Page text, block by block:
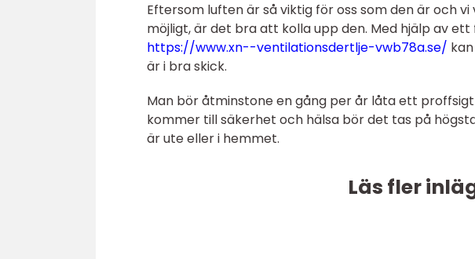
Eftersom luften är så viktig för oss som den är och
möjligt, är det bra att kolla upp den. Med hjälp av
https://www.xn--ventilationsdertlje-vwb78a.se/
är i bra skick.
Man bör åtminstone en gång per år låta ett
kommer till säkerhet och hälsa bör det tas på
är ute eller i hemmet.
Läs fler